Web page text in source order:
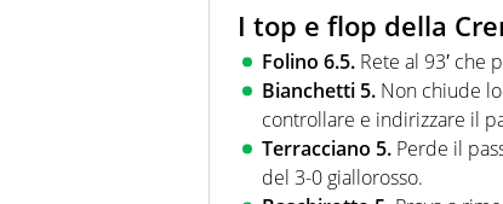
I top e flop della
Folino 6.5. Rete al 93′ che
Bianchetti 5. Non chiude
controllare e indirizzare il
Terracciano 5. Perde il
del 3-0 giallorosso.